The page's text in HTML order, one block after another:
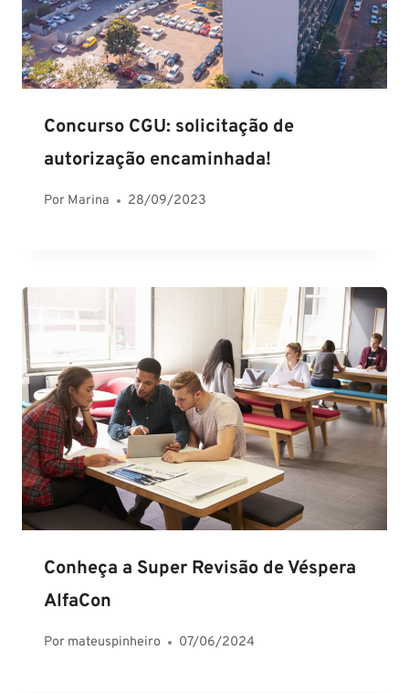
Concurso CGU: solicitação de
autorização encaminhada!
Por Marina 28/09/2023
Conheça a Super Revisão de Véspera
AlfaCon
Por mateuspinheiro 07/06/2024